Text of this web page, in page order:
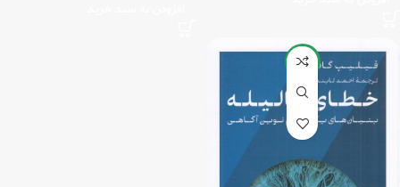
-20%